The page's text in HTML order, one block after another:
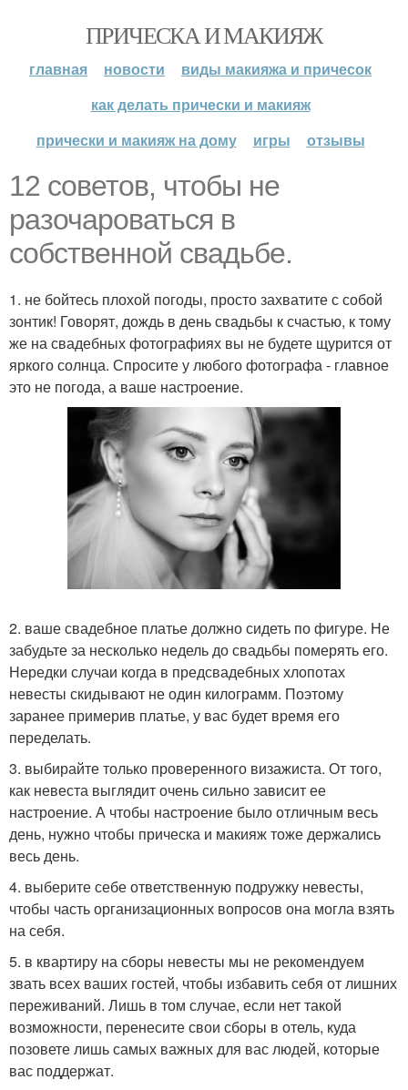
ПРИЧЕСКА И МАКИЯЖ
главная новости
виды макияжа и причесок
как делать прически и макияж
прически и макияж на дому
игры отзывы
12 советов, чтобы не
разочароваться в
собственной свадьбе.
1. не бойтесь плохой погоды, просто захватите с собой
зонтик! Говорят, дождь в день свадьбы к счастью, к тому
же на свадебных фотографиях вы не будете щурится от
яркого солнца. Спросите у любого фотографа - главное
это не погода, а ваше настроение.
2. ваше свадебное платье должно сидеть по фигуре. Не
забудьте за несколько недель до свадьбы померять его.
Нередки случаи когда в предсвадебных хлопотах
невесты скидывают не один килограмм. Поэтому
заранее примерив платье, у вас будет время его
переделать.
3. выбирайте только проверенного визажиста. От того,
как невеста выглядит очень сильно зависит ее
настроение. А чтобы настроение было отличным весь
день, нужно чтобы прическа и макияж тоже держались
весь день.
4. выберите себе ответственную подружку невесты,
чтобы часть организационных вопросов она могла взять
на себя.
5. в квартиру на сборы невесты мы не рекомендуем
звать всех ваших гостей, чтобы избавить себя от лишних
переживаний. Лишь в том случае, если нет такой
возможности, перенесите свои сборы в отель, куда
позовете лишь самых важных для вас людей, которые
вас поддержат.